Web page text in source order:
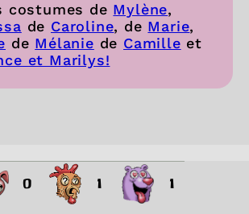
costumes de Mylène,
de Caroline, de Marie,
de Mélanie de Camille et
et Marilys!
0 1 1